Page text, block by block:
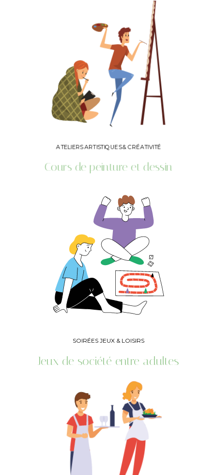
ATELIERS ARTISTIQUES & CRÉATIVITÉ
Cours de peinture et dessin
SOIRÉES JEUX & LOISIRS
Jeux de société entre adultes